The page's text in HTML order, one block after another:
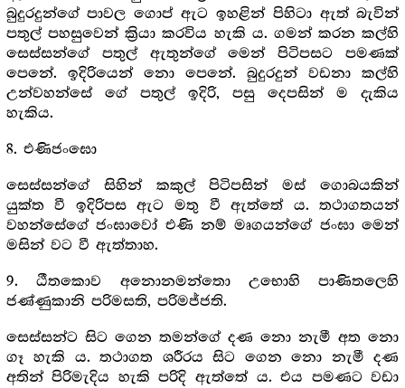
බුදුරදුන්ගේ පාවල ගොප් ඇට ඉහළින් පිහිටා ඇත් බැවින්
පතුල් පහසුවෙන් ක්‍රියා කරවිය හැකි ය. ගමන් කරන කල්හි
සෙස්සන්ගේ පතුල් ඇතුන්ගේ මෙන් පිටිපසට පමණක්
පෙනේ. ඉදිරියෙන් නො පෙනේ. බුදුරදුන් වඩනා කල්හි
උන්වහන්සේ ගේ පතුල් ඉදිරි, පසු දෙපසින් ම දැකිය
හැකිය.
8. එණිජංඝො
සෙස්සන්ගේ සිහින් කකුල් පිටිපසින් මස් ගොබයකින්
යුක්ත වී ඉදිරිපස ඇට මතු වී ඇත්තේ ය. තථාගතයන්
වහන්සේගේ ජංඝාවෝ එණි නම් මෘගයන්ගේ ජංඝා මෙන්
මසින් වට වී ඇත්තාහ.
9. ඨීතකොව අනොනමන්තො උභොහි පාණිතලෙහි
ජණ්ණුකානි පරිමසති, පරිමජ්ජති.
සෙස්සන්ට සිට ගෙන තමන්ගේ දණ නො නැමී අත නො
ගෑ හැකි ය. තථාගත ශරීරය සිට ගෙන නො නැමී දණ
අතින් පිරිමැදිය හැකි පරිදි ඇත්තේ ය. එය පමණට වඩා